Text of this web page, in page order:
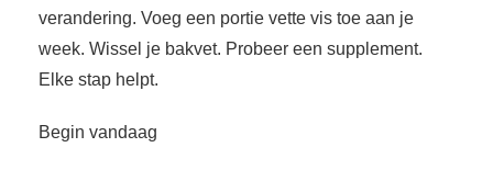
verandering. Voeg een portie vette vis toe aan je
week. Wissel je bakvet. Probeer een supplement.
Elke stap helpt.
Begin vandaag